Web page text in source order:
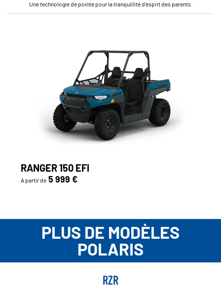
Une technologie de pointe pour la tranquillité d'esprit des parents.
RANGER 150 EFI
A partir de 5 999 €
PLUS DE MODÈLES
POLARIS
RZR